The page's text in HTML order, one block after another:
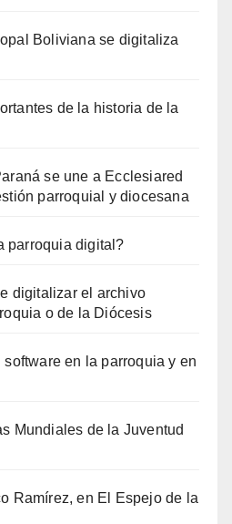
Boliviana se digitaliza
de la historia de la
se une a Ecclesiared
parroquial y diocesana
parroquia digital?
digitalizar el archivo
o de la Diócesis
en la parroquia y en
Mundiales de la Juventud
Ramírez, en El Espejo de la